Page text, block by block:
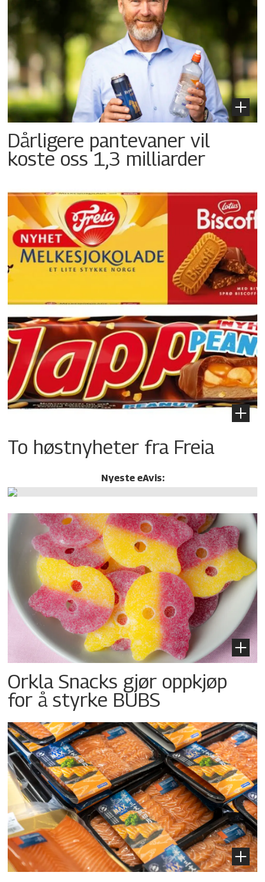
Dårligere pantevaner vil
koste oss 1,3 milliarder
To høstnyheter fra Freia
Nyeste eAvis:
Orkla Snacks gjør oppkjøp
for å styrke BUBS